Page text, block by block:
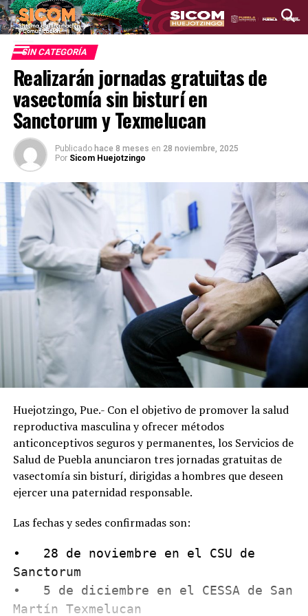
SIN CATEGORÍA
Realizarán jornadas gratuitas de
vasectomía sin bisturí en
Sanctorum y Texmelucan
Publicado hace 8 meses en 28 noviembre, 2025
Por Sicom Huejotzingo
Huejotzingo, Pue.- Con el objetivo de promover la salud
reproductiva masculina y ofrecer métodos
anticonceptivos seguros y permanentes, los Servicios de
Salud de Puebla anunciaron tres jornadas gratuitas de
vasectomía sin bisturí, dirigidas a hombres que deseen
ejercer una paternidad responsable.
Las fechas y sedes confirmadas son:
•   28 de noviembre en el CSU de
Sanctorum
•   5 de diciembre en el CESSA de San
Martín Texmelucan